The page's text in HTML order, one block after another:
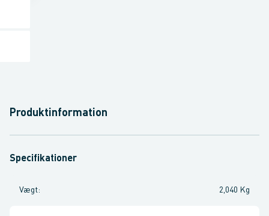
Produktinformation
Specifikationer
Vægt: 2,040 Kg